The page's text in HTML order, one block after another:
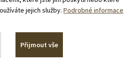
jejich služby.Podrobné informace
Přijmout vše